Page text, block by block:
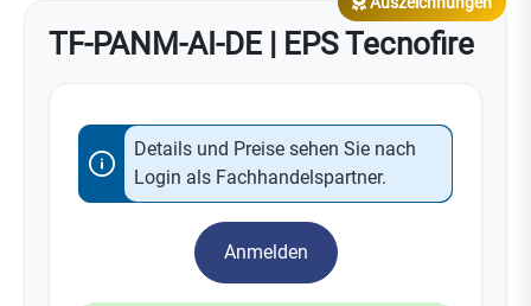
TF-PANM-AI-DE | EPS Tecnofire
Details und Preise sehen Sie nach
Login als Fachhandelspartner.
Anmelden